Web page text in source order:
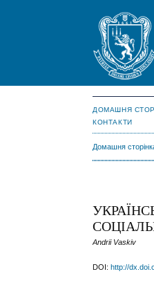
ДОМАШНЯ
КОНТАКТИ
Домашня
Andrii Vaskiv
DOI: http://